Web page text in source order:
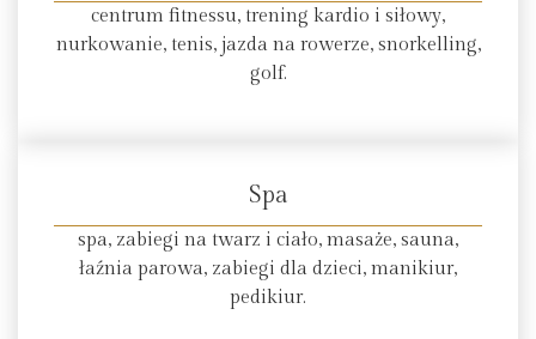
centrum fitnessu, trening kardio i siłowy,
nurkowanie, tenis, jazda na rowerze, snorkelling,
golf.
Spa
spa, zabiegi na twarz i ciało, masaże, sauna,
łaźnia parowa, zabiegi dla dzieci, manikiur,
pedikiur.